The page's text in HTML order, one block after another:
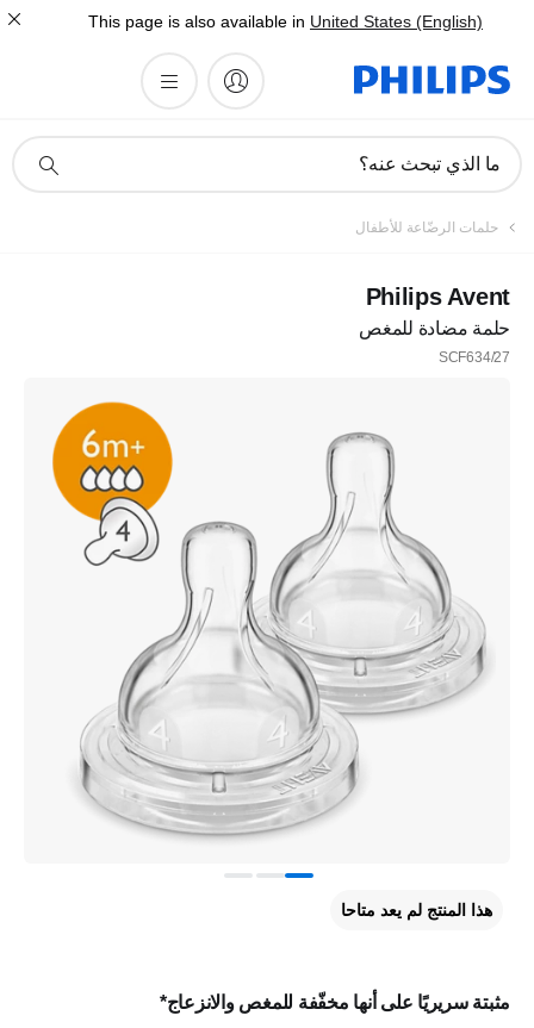
This page is also available in United States (English)
دعم
ما الذي تبحث عنه؟
تسجيل
حلمات الرضّاعة للأطفال
Philips Avent
حلمة مضادة للمغص
SCF634/27
مثبتة سريريًا على أنها مخفّفة للمغص والانزعاج*
هذا المنتج لم يعد متاحا